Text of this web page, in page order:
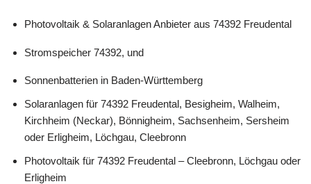
Photovoltaik & Solaranlagen Anbieter aus 74392 Freudental
Stromspeicher 74392, und
Sonnenbatterien in Baden-Württemberg
Solaranlagen für 74392 Freudental, Besigheim, Walheim,
Kirchheim (Neckar), Bönnigheim, Sachsenheim, Sersheim
oder Erligheim, Löchgau, Cleebronn
Photovoltaik für 74392 Freudental – Cleebronn, Löchgau oder
Erligheim